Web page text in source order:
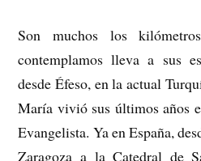
Son muchos los
contemplamos lleva a sus
desde Éfeso, en la actual
María vivió sus últimos años
Evangelista. Ya en España,
Zaragoza a la Catedral de